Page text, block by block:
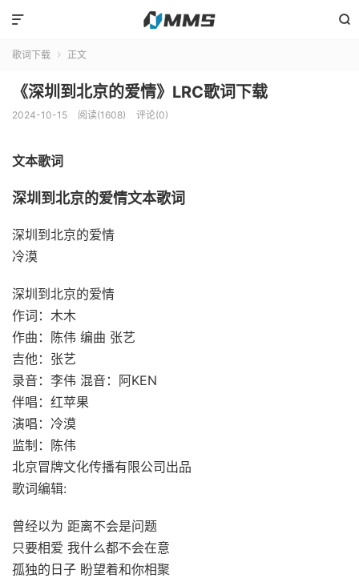


歌词下载  正文
《深圳到北京的爱情》LRC歌词下载
2024-10-15 阅读(1608) 评论(0)
文本歌词
深圳到北京的爱情文本歌词
深圳到北京的爱情
冷漠
深圳到北京的爱情
作词：木木
作曲：陈伟 编曲 张艺
吉他：张艺
录音：李伟 混音：阿KEN
伴唱：红苹果
演唱：冷漠
监制：陈伟
北京冒牌文化传播有限公司出品
歌词编辑:
曾经以为 距离不会是问题
只要相爱 我什么都不会在意
孤独的日子 盼望着和你相聚